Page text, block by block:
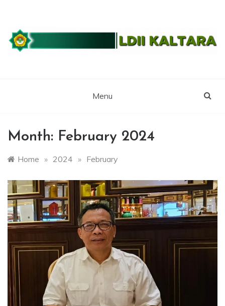
content
KALIMANTAN
UTARA
Menu
Month: February 2024
Home » 2024 » February